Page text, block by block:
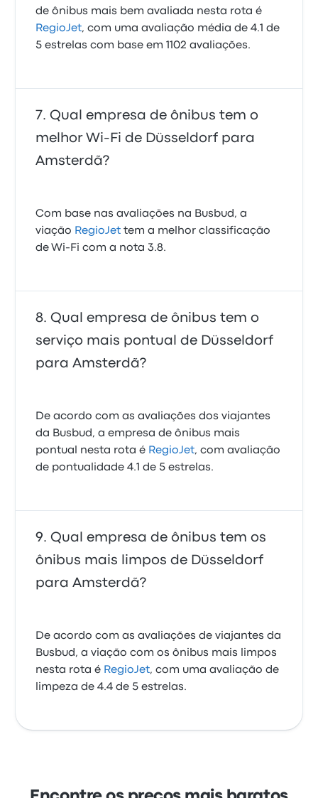
de ônibus mais bem avaliada nesta rota é
RegioJet, com uma avaliação média de 4.1 de
5 estrelas com base em 1102 avaliações.
Qual empresa de ônibus tem o
melhor Wi-Fi de Düsseldorf para
Amsterdã?
Com base nas avaliações na Busbud, a
viação RegioJet tem a melhor classificação
de Wi-Fi com a nota 3.8.
Qual empresa de ônibus tem o
serviço mais pontual de Düsseldorf
para Amsterdã?
De acordo com as avaliações dos viajantes
da Busbud, a empresa de ônibus mais
pontual nesta rota é RegioJet, com avaliação
de pontualidade 4.1 de 5 estrelas.
Qual empresa de ônibus tem os
ônibus mais limpos de Düsseldorf
para Amsterdã?
De acordo com as avaliações de viajantes da
Busbud, a viação com os ônibus mais limpos
nesta rota é RegioJet, com uma avaliação de
limpeza de 4.4 de 5 estrelas.